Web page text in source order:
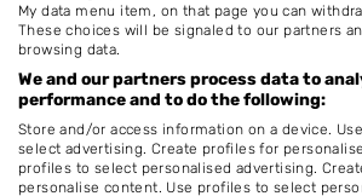
Beeksestraat 80
Op 19,09 km afstand
My data menu item, on that page you can
These choices will be signaled to our partners
browsing data.
We and our partners process data to
performance and to do the following:
Store and/or access information on a device.
select advertising. Create profiles for
profiles to select personalised advertising.
personalise content. Use profiles to select